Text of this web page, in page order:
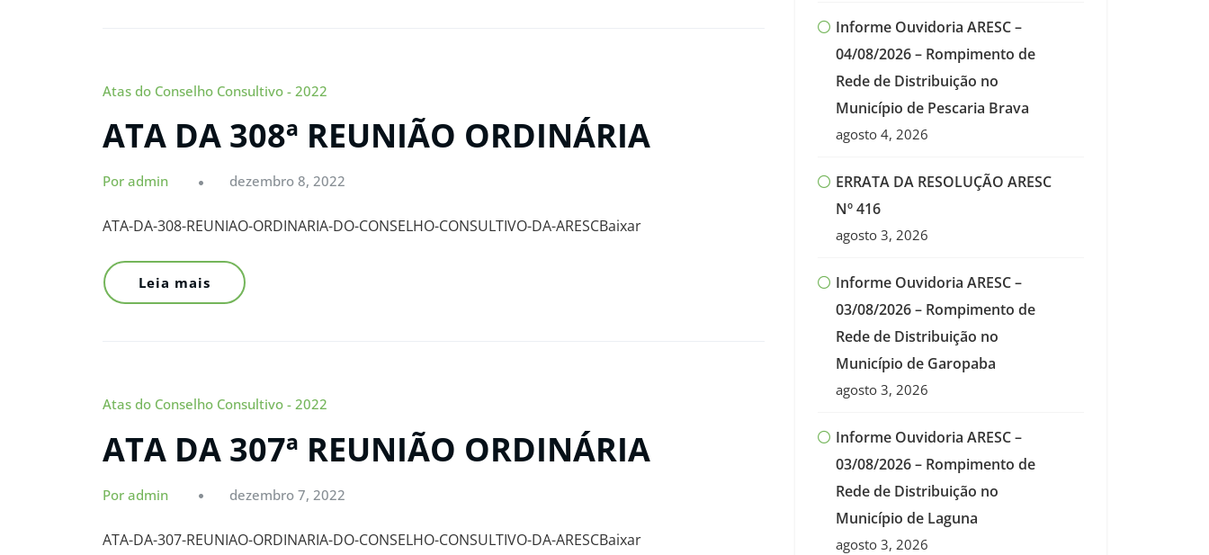
Atas do Conselho Consultivo - 2022
ATA DA 308ª REUNIÃO ORDINÁRIA
Por admin dezembro 8, 2022
ATA-DA-308-REUNIAO-ORDINARIA-DO-CONSELHO-CONSULTIVO-DA-ARESCBaixar
Leia mais
Atas do Conselho Consultivo - 2022
ATA DA 307ª REUNIÃO ORDINÁRIA
Por admin dezembro 7, 2022
ATA-DA-307-REUNIAO-ORDINARIA-DO-CONSELHO-CONSULTIVO-DA-ARESCBaixar
Informe Ouvidoria ARESC –
04/08/2026 – Rompimento de
Rede de Distribuição no
Município de Pescaria Brava
agosto 4, 2026
ERRATA DA RESOLUÇÃO ARESC
Nº 416
agosto 3, 2026
Informe Ouvidoria ARESC –
03/08/2026 – Rompimento de
Rede de Distribuição no
Município de Garopaba
agosto 3, 2026
Informe Ouvidoria ARESC –
03/08/2026 – Rompimento de
Rede de Distribuição no
Município de Laguna
agosto 3, 2026